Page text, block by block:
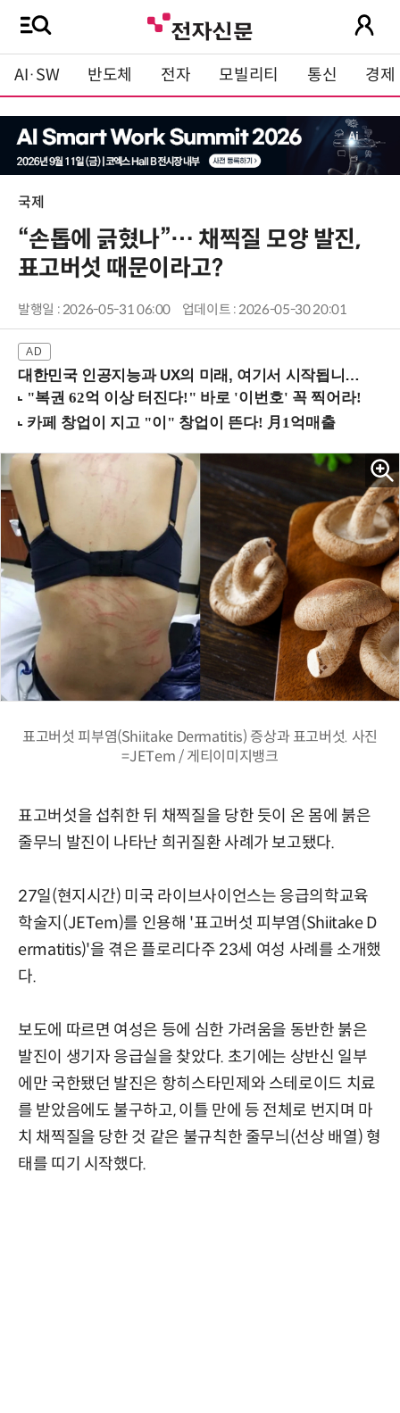
AI·SW 반도체 전자 모빌리티 통신 경제
국제
“손톱에 긁혔나”… 채찍질 모양 발진,
표고버섯 때문이라고?
발행일 : 2026-05-31 06:00 업데이트 : 2026-05-30 20:01
대한민국 인공지능과 UX의 미래, 여기서 시작됩니다! (9/2 강남역)
표고버섯 피부염(Shiitake Dermatitis) 증상과 표고버섯. 사진
=JETem / 게티이미지뱅크
표고버섯을 섭취한 뒤 채찍질을 당한 듯이 온 몸에 붉은
줄무늬 발진이 나타난 희귀질환 사례가 보고됐다.
27일(현지시간) 미국 라이브사이언스는 응급의학교육
학술지(JETem)를 인용해 '표고버섯 피부염(Shiitake D
ermatitis)'을 겪은 플로리다주 23세 여성 사례를 소개했
다.
보도에 따르면 여성은 등에 심한 가려움을 동반한 붉은
발진이 생기자 응급실을 찾았다. 초기에는 상반신 일부
에만 국한됐던 발진은 항히스타민제와 스테로이드 치료
를 받았음에도 불구하고, 이틀 만에 등 전체로 번지며 마
치 채찍질을 당한 것 같은 불규칙한 줄무늬(선상 배열) 형
태를 띠기 시작했다.